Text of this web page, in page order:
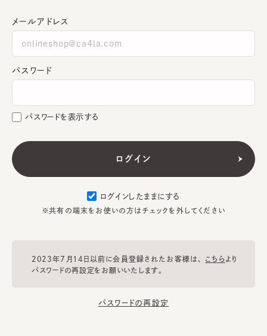
メールアドレス
パスワード
パスワードを表示する
ログインしたままにする
※共有の端末をお使いの方はチェックを外してください
2023年7月14日以前に会員登録されたお客様は、 こちらより
パスワードの再設定をお願いいたします。
パスワードの再設定